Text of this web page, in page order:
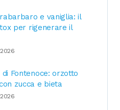
e vaniglia: il
per rigenerare il
Fontenoce: orzotto
zucca e bieta